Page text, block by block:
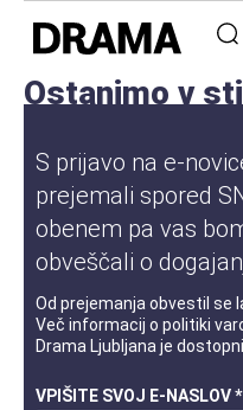
Ostanimo v
S prijavo na e-
prejemali spored
obenem pa vas
obveščali o
Od prejemanja obvestil se
Več informacij o politiki
Drama Ljubljana je
VPIŠITE SVOJ E-NASLOV *